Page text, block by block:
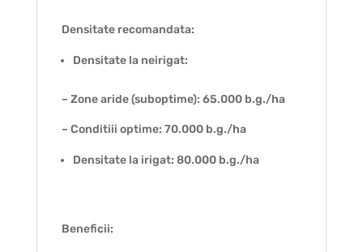
Densitate recomandata:
Densitate la neirigat:
– Zone aride (suboptime): 65.000 b.g./ha
– Conditiii optime: 70.000 b.g./ha
Densitate la irigat: 80.000 b.g./ha
Beneficii: